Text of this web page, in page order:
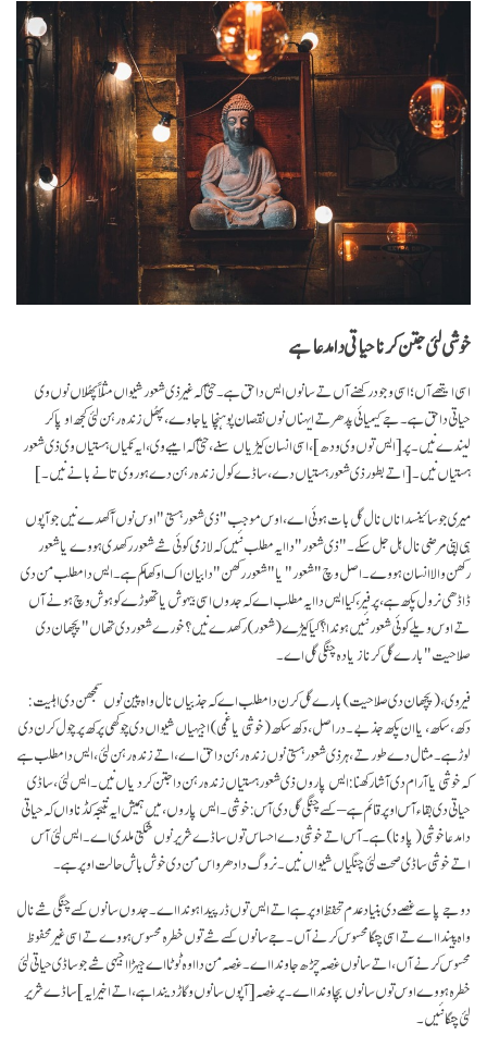
خوشی لئی جتن کرنا حیاتی دا مدعا ہے
اسی ایتھے آں؛ اسی وجود رکھنے آں تے سانوں ایس دا حق ہے۔ حتیٰ کہ غیر ذی شعور شیواں مثلاً پھُلاں نوں وی
حیاتی دا حق ہے۔ جے کیمیائی پدھر تے ایہناں نوں نقصان پوہنچایا جاوے، پھُل زندہ رہن لئی کجھ اوپا کر
لیندے نیں۔ پر[ایس توں وی ودھ]، اسی انسان کیڑیاں سنے، حتیٰ کہ امیبے وی، ایہ نکیاں ہستیاں وی ذی شعور
ہستیاں نیں۔[اتے بطور ذی شعور ہستیاں دے، ساڈے کول زندہ رہن دے ہور وی تانے بانے نیں۔]
میری جو سائینسداناں نال گل بات ہوئی اے، اوس موجب "ذی شعور ہستی" اوس نوں آکھدے نیں جو آپوں
ہی اپنی مرضی نال ہل جل سکے۔ "ذی شعور" دا ایہ مطلب نئیں کہ لازمی کوئی شے شعور رکھدی ہووے یا شعور
رکھن والا انسان ہووے۔ اصل وچ "شعور" یا "شعور رکھن" دا بیان اک اوکھا کم ہے۔ ایس دا مطلب من دی
ڈاڈھی نرول پکھ ہے، پر فیر، کیا ایس دا ایہ مطلب اے کہ جدوں اسی بیہوش یا تھوڑے کو ہوش وچ ہونے آں
تے اوس ویلے کوئی شعور نئیں ہوندا؟ کیا کیڑے (شعور) رکھدے نیں؟ خورے شعور دی تھاں "پچھان دی
صلاحیت" بارے گل کرنا زیادہ چنگی گل اے۔
فیر وی، (پچھان دی صلاحیت) بارے گل کرن دا مطلب اے کہ جذبیاں نال واہ پین نوں سمجھن دی اہلیت:
دکھ، سکھ، یا ان پکھ جذبے۔ در اصل، دکھ سکھ (خوشی یا غمی) اجیہیاں شیواں دی چوکھی پرکھ پرچول کرن دی
لوڑ ہے۔ مثال دے طور تے، ہر ذی شعور ہستی نوں زندہ رہن دا حق اے، اتے زندہ رہن لئی، ایس دا مطلب ہے
کہ خوشی یا آرام دی آشا رکھنا: ایس پاروں ذی شعور ہستیاں زندہ رہن دا جتن کردیاں نیں۔ ایس لئی، ساڈی
حیاتی دی بقاء آس اوپر قائم ہے – کسے چنگی گل دی آس: خوشی۔ ایس پاروں، میں ہمیش ایہ نتیجہ کڈنا واں کہ حیاتی
دا مدعا خوشی (پاونا) ہے۔آس اتے خوشی دے احساس توں ساڈے شریر نوں شکتی ملدی اے۔ ایس لئی آس
اتے خوشی ساڈی صحت لئی چنگیاں شیواں نیں۔ نروگ دا دھرواس من دی خوش باش حالت اوپر ہے۔
دوجے پاسے غصے دی بنیاد عدم تحفظ اوپر ہے اتے ایس توں ڈر پیدا ہوندا اے۔ جدوں سانوں کسے چنگی شے نال
واہ پیندا اے تے اسی چنگا محسوس کرنے آں۔ جے سانوں کسے شے توں خطرہ محسوس ہووے تے اسی غیر محفوظ
محسوس کرنے آں، اتے سانوں غصہ چڑھ جاوندا اے۔ غصہ من دا اوہ ٹوٹا اے جیہڑا اجیہی شے جو ساڈی حیاتی لئی
خطرہ ہووے اوس توں سانوں بچاوندا اے۔ پر غصہ[آپوں سانوں وگاڑ دیندا ہے، اتے اخیر ایہ]ساڈے شریر
لئی چنگا نئیں۔